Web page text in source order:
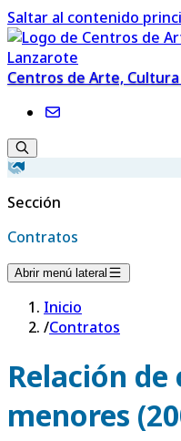
Saltar al contenido
Centros de Arte,
Sección
Contratos
Abrir menú lateral
Inicio
/Contratos
Relación
menores